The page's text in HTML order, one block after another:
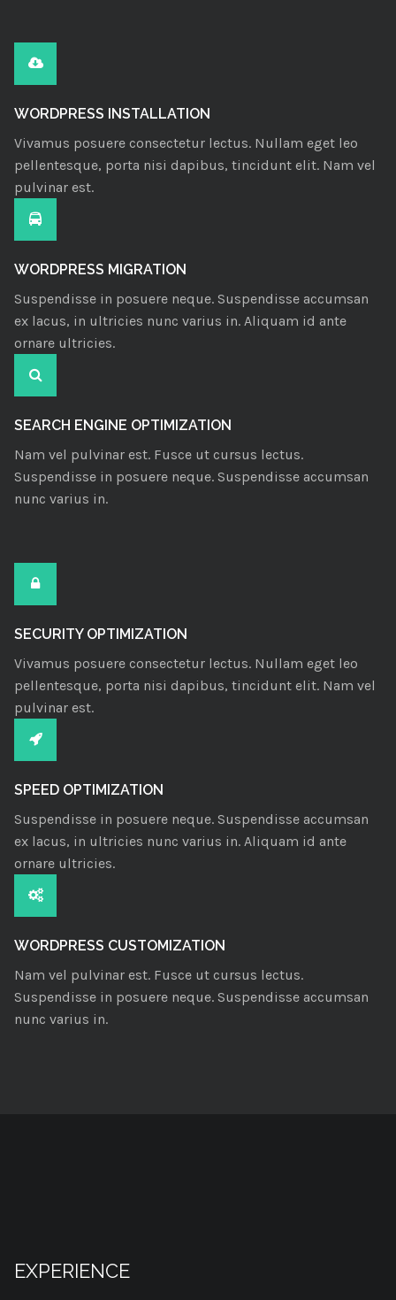
WORDPRESS INSTALLATION
Vivamus posuere consectetur lectus. Nullam eget leo
pellentesque, porta nisi dapibus, tincidunt elit. Nam vel
pulvinar est.
WORDPRESS MIGRATION
Suspendisse in posuere neque. Suspendisse accumsan
ex lacus, in ultricies nunc varius in. Aliquam id ante
ornare ultricies.
SEARCH ENGINE OPTIMIZATION
Nam vel pulvinar est. Fusce ut cursus lectus.
Suspendisse in posuere neque. Suspendisse accumsan
nunc varius in.
SECURITY OPTIMIZATION
Vivamus posuere consectetur lectus. Nullam eget leo
pellentesque, porta nisi dapibus, tincidunt elit. Nam vel
pulvinar est.
SPEED OPTIMIZATION
Suspendisse in posuere neque. Suspendisse accumsan
ex lacus, in ultricies nunc varius in. Aliquam id ante
ornare ultricies.
WORDPRESS CUSTOMIZATION
Nam vel pulvinar est. Fusce ut cursus lectus.
Suspendisse in posuere neque. Suspendisse accumsan
nunc varius in.
EXPERIENCE